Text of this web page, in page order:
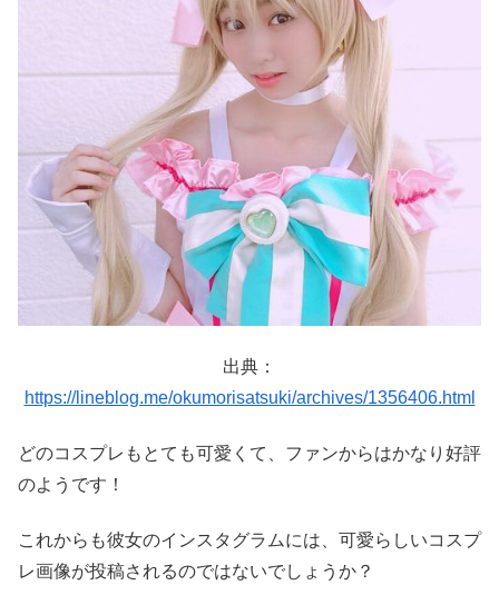
出典：
https://lineblog.me/okumorisatsuki/archives/1356406.html
どのコスプレもとても可愛くて、ファンからはかなり好評
のようです！
これからも彼女のインスタグラムには、可愛らしいコスプ
レ画像が投稿されるのではないでしょうか？